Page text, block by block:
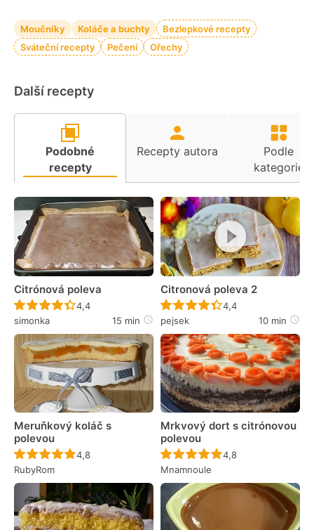
Moučníky Koláče a buchty
Bezlepkové recepty
Sváteční recepty
Pečení Ořechy
Další recepty
Podobné
recepty
Recepty autora
Podle
kategorie
Citrónová poleva
Recept ještě nebyl hodnocen
4,4
simonka
15 min
Citronová poleva 2
Recept ještě nebyl
4,4
pejsek
10 min
Meruňkový koláč s
polevou
Recept ještě nebyl hodnocen
4,8
RubyRom
Mrkvový dort s citrónovou
polevou
Recept ještě nebyl
4,8
Mnamnoule